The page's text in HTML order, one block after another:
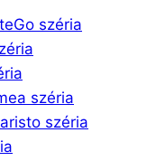
széria
széria
széria